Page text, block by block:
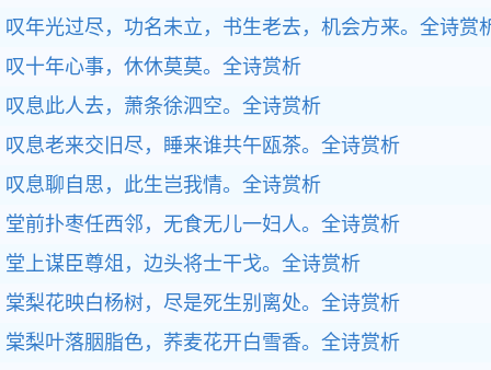
叹年光过尽，功名未立，书生老去，机会方来。 全诗赏
叹十年心事，休休莫莫。 全诗赏析
叹息此人去，萧条徐泗空。 全诗赏析
叹息老来交旧尽，睡来谁共午瓯茶。 全诗赏析
叹息聊自思，此生岂我情。 全诗赏析
堂前扑枣任西邻，无食无儿一妇人。 全诗赏析
堂上谋臣尊俎，边头将士干戈。 全诗赏析
棠梨花映白杨树，尽是死生别离处。 全诗赏析
棠梨叶落胭脂色，荞麦花开白雪香。 全诗赏析